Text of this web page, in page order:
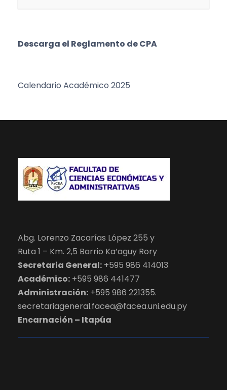
Descarga el Reglamento de CPA
Calendario Académico 2025
Abg. Lorenzo Zacarías López 255 y
Ruta 1 – Km. 2,5 Barrio Ka’aguy Rory
Secretaria General: +595 986 414013
Académico: +595 986 441477
Administración: +595 986 221355.
secretariageneral.facea@facea.uni.edu.py
Encarnación – Itapúa